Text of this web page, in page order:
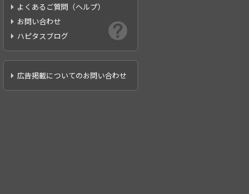
よくあるご質問（ヘルプ）
お問い合わせ
ハピタスブログ
広告掲載についてのお問い合わせ